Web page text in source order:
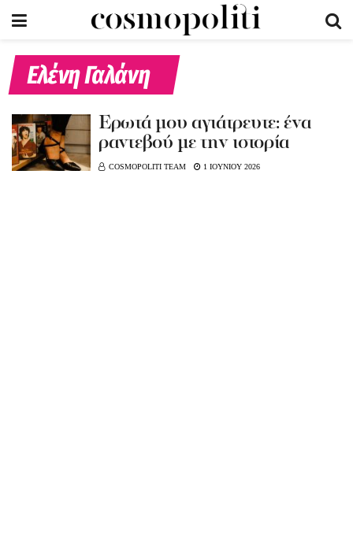
Ελένη Γαλάνη
Έρωτά μου αγιάτρευτε: ένα
ραντεβού με την ιστορία
COSMOPOLITI TEAM 1 ΙΟΥΝΙΟΥ 2026